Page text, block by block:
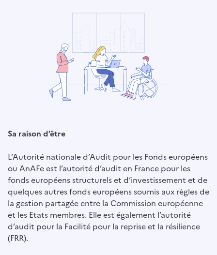
Sa raison d’être
L’Autorité nationale d’Audit pour les Fonds européens
ou AnAFe est l’autorité d’audit en France pour les
fonds européens structurels et d’investissement et de
quelques autres fonds européens soumis aux règles de
la gestion partagée entre la Commission européenne
et les Etats membres. Elle est également l’autorité
d’audit pour la Facilité pour la reprise et la résilience
(FRR).